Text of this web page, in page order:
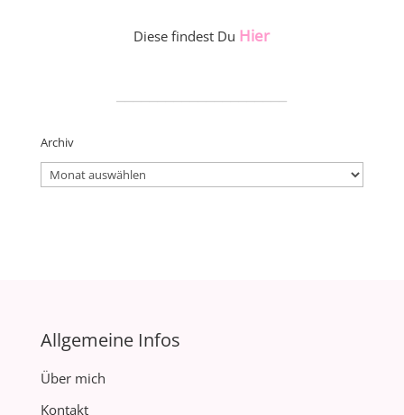
Diese findest Du Hier
Archiv
Archiv
Allgemeine Infos
Über mich
Kontakt